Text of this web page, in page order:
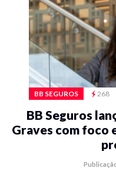
BB SEGUROS 268
BB Seguros
Graves com foco